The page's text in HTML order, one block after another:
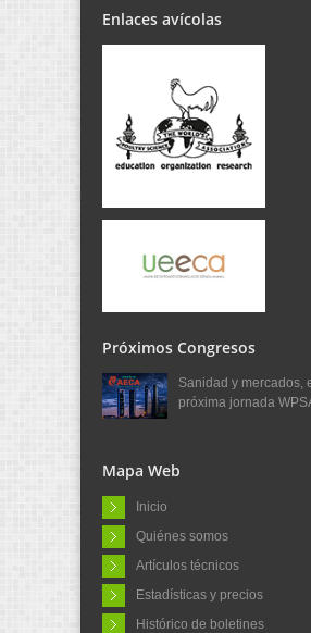
Enlaces avícolas
Próximos Congresos
Sanidad y mercados,
próxima jornada
Mapa Web
Inicio
Quiénes somos
Artículos técnicos
Estadísticas y precios
Histórico de boletines